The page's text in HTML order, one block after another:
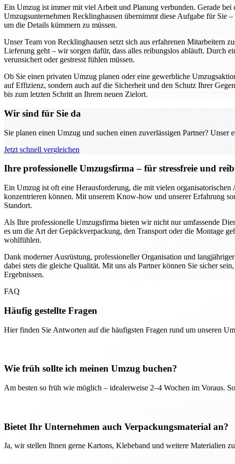
Ein Umzug ist immer mit viel Arbeit und Planung verbunden. Gerade
Umzugsunternehmen Recklinghausen übernimmt diese Aufgabe für Sie
um die Details kümmern zu müssen.
Unser Team von Recklinghausen setzt sich aus erfahrenen Mitarbeitern
Lieferung geht – wir sorgen dafür, dass alles reibungslos abläuft. Durch
verunsichert oder gestresst fühlen müssen.
Ob Sie einen privaten Umzug planen oder eine gewerbliche
auf Effizienz, sondern auch auf die Sicherheit und den Schutz Ihrer
bis zum letzten Schritt an Ihrem neuen Zielort.
Wir sind für Sie da
Sie planen einen Umzug und suchen einen zuverlässigen Partner?
Jetzt schnell vergleichen
Ihre professionelle Umzugsfirma – für stressfreie und
Ein Umzug ist oft eine Herausforderung, die mit vielen
konzentrieren können. Mit unserem Know-how und unserer Erfahrung
Standort.
Als Ihre professionelle Umzugsfirma bieten wir nicht nur umfassende
es um die Art der Gepäckverpackung, den Transport oder die Montage
wohlfühlen.
Dank moderner Ausrüstung, professioneller Organisation und
dabei stets die gleiche Qualität. Mit uns als Partner können Sie sicher
Ergebnissen.
FAQ
Häufig gestellte Fragen
Hier finden Sie Antworten auf die häufigsten Fragen rund um unseren
Wie früh sollte ich meinen Umzug buchen?
Am besten so früh wie möglich – idealerweise 2–4 Wochen im Voraus.
Bietet Ihr Unternehmen auch Verpackungsmaterial an?
Ja, wir stellen Ihnen gerne Kartons, Klebeband und weitere Materialien